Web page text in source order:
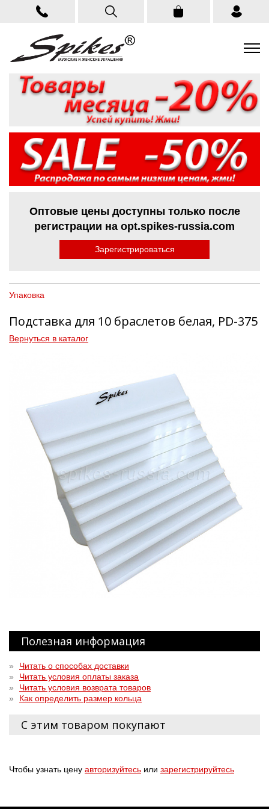
Оптовые цены доступны только после
регистрации на opt.spikes-russia.com
Зарегистрироваться
Упаковка
Подставка для 10 браслетов белая, PD-375
Вернуться в каталог
Полезная информация
»
Читать о способах доставки
»
Читать условия оплаты заказа
»
Читать условия возврата товаров
»
Как определить размер кольца
С этим товаром покупают
Чтобы узнать цену авторизуйтесь или зарегистрируйтесь